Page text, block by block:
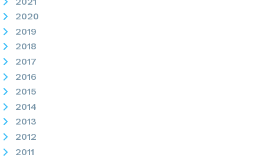
2020
2019
2018
2017
2016
2015
2014
2013
2012
2011